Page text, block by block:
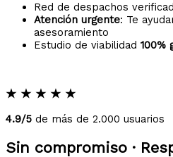
Red de despachos
Atención urgente: Te
asesoramiento
Estudio de viabilidad 100%
★ ★ ★ ★ ★
4.9/5 de más de 2.000 usuarios
Sin compromiso ·